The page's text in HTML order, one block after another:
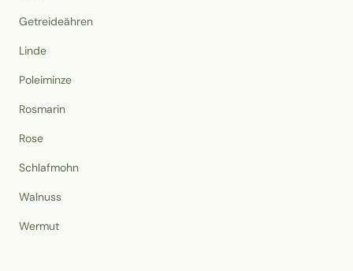
Getreideähren
Linde
Poleiminze
Rosmarin
Rose
Schlafmohn
Walnuss
Wermut